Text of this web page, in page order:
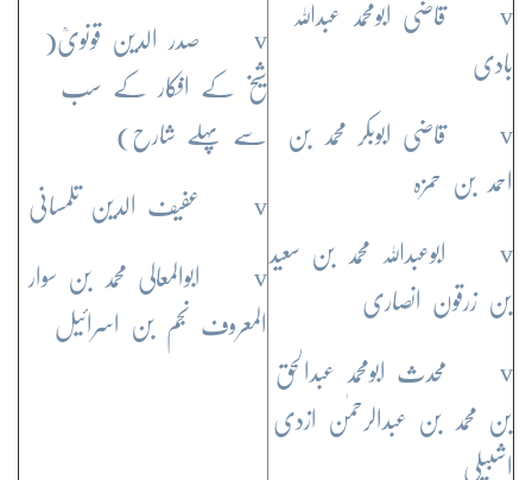
v قاضی ابومحمد عبداللہ
بادی
v قاضی ابوبکر محمد بن
احمد بن حمزہ
v ابوعبداللہ محمد بن سعید
بن زرقون انصاری
v محدث ابومحمد عبدالحق
بن محمد بن عبدالرحمٰن ازدی
اشبیلی
v صدر الدین قونویؒ(
شیخ کے افکار کے سب
سے پہلے شارح)
v عفیف الدین تلمسانی
v ابوالمعالی محمد بن سوار
المعروف نجم بن اسرائیل